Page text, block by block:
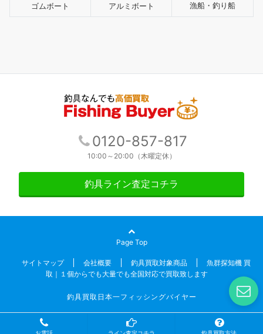
ゴムボート アルミボート 漁船・釣り船
0120-857-817
10:00～20:00（木曜定休）
釣具ライン査定コチラ
Page Top
サイトマップ 会社概要 釣具買取対象商品
魚群探知機 買
取｜１個からでも大量でも全国対応で買取致します
釣具買取日本一フィッシングバイヤー